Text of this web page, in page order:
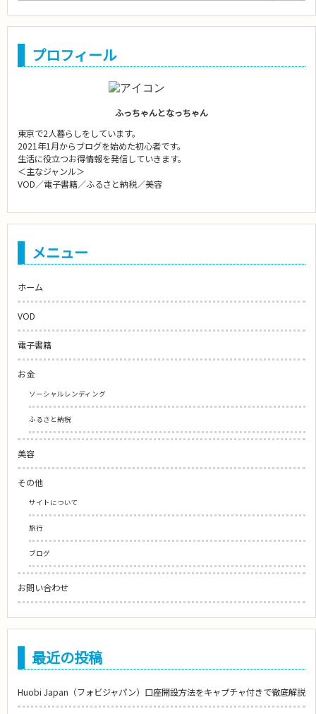
プロフィール
ふっちゃんとなっちゃん
東京で2人暮らしをしています。
2021年1月からブログを始めた初心者です。
生活に役立つお得情報を発信していきます。
＜主なジャンル＞
VOD／電子書籍／ふるさと納税／美容
メニュー
ホーム
VOD
電子書籍
お金
ソーシャルレンディング
ふるさと納税
美容
その他
サイトについて
旅行
ブログ
お問い合わせ
最近の投稿
Huobi Japan（フォビジャパン）口座開設方法をキャプチャ付きで徹底解説